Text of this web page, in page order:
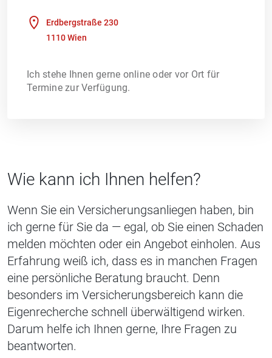
Erdbergstraße 230
1110 Wien
Ich stehe Ihnen gerne online oder vor Ort für
Termine zur Verfügung.
Wie kann ich Ihnen helfen?
Wenn Sie ein Versicherungsanliegen haben, bin
ich gerne für Sie da — egal, ob Sie einen Schaden
melden möchten oder ein Angebot einholen. Aus
Erfahrung weiß ich, dass es in manchen Fragen
eine persönliche Beratung braucht. Denn
besonders im Versicherungsbereich kann die
Eigenrecherche schnell überwältigend wirken.
Darum helfe ich Ihnen gerne, Ihre Fragen zu
beantworten.